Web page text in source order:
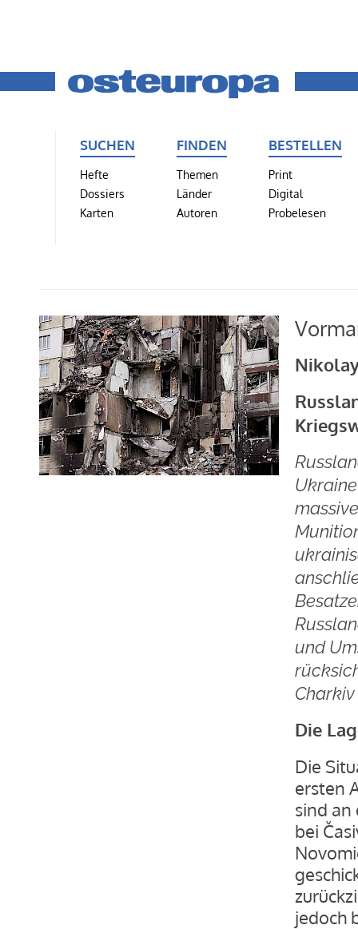
SUCHEN
Hefte
Dossiers
Karten
FINDEN
Themen
Länder
Autoren
BESTELLEN
Print
Digital
Probelesen
und
Die
Die
ersten
sind an
bei
jedoch